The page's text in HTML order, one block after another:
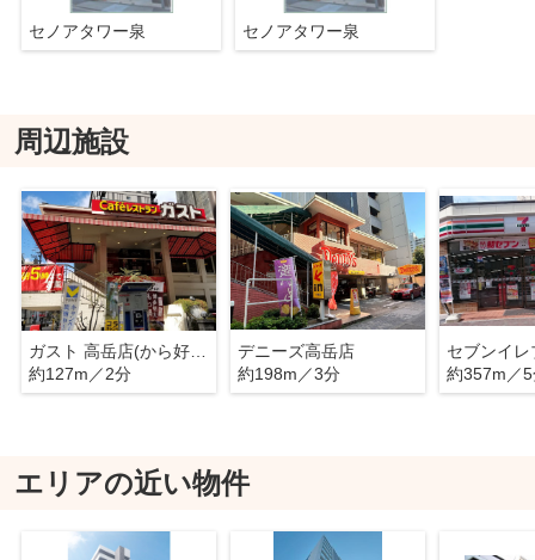
セノアタワー泉 セノアタワー泉
周辺施設
ガスト 高岳店(から好し取扱店)
約127m／2分
デニーズ高岳店
約198m／3分
約357m／
エリアの近い物件